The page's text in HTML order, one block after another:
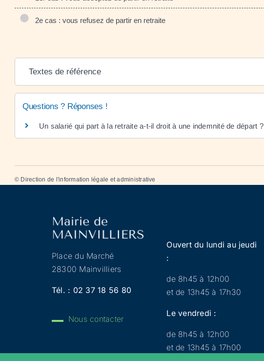
2e cas : vous refusez de partir en retraite
Textes de référence
Questions ? Réponses !
Un salarié qui part à la retraite a-t-il droit à une indemnité de départ ?
© Direction de l'information légale et administrative
Place du Marché
28300 Mainvilliers
Tél. : 02 37 18 56 80
Nous contacter
Ouvert du lundi au jeudi
:
de 8h45 à 12h00
et de 13h45 à 17h30
Le vendredi :
de 8h45 à 12h00
et de 13h45 à 17h00